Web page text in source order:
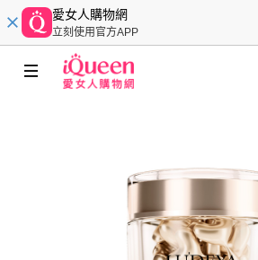
愛女人購物網
立刻使用官方APP